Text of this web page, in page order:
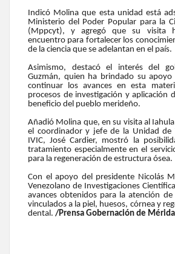
Indicó Molina que esta unidad está
Ministerio del Poder Popular para la
(Mppcyt), y agregó que su visita
encuentro para fortalecer los
de la ciencia que se adelantan en el país.
Asimismo, destacó el interés del
Guzmán, quien ha brindado su apoyo
continuar los avances en esta
procesos de investigación y aplicación
beneficio del pueblo merideño.
Añadió Molina que, en su visita al
el coordinador y jefe de la Unidad de
IVIC, José Cardier, mostró la
tratamiento especialmente en el
para la regeneración de estructura ósea.
Con el apoyo del presidente Nicolás
Venezolano de Investigaciones
avances obtenidos para la atención de
vinculados a la piel, huesos, córnea y
dental. /Prensa Gobernación de